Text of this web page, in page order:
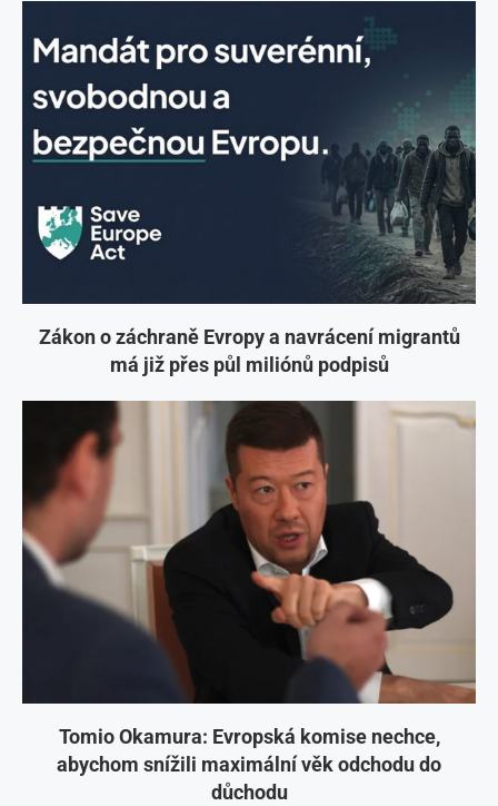
Zákon o záchraně Evropy a navrácení migrantů
má již přes půl miliónů podpisů
Tomio Okamura: Evropská komise nechce,
abychom snížili maximální věk odchodu do
důchodu